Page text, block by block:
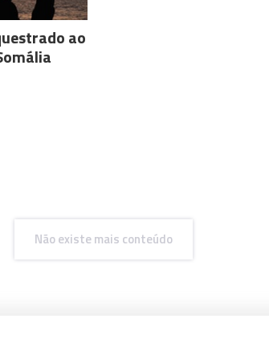
ao
Não existe mais conteúdo